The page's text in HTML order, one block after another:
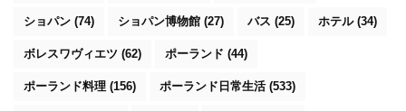
ショパン (74) ショパン博物館 (27) バス (25) ホテル(34)
ボレスワヴィエツ (62) ポーランド (44)
ポーランド料理 (156) ポーランド日常生活(533)